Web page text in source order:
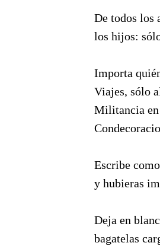
De todos los
los hijos:
Importa
Viajes, sólo
Militancia en
Escribe
y hubieras
Deja en
bagatelas